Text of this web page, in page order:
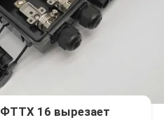
16 вырезает